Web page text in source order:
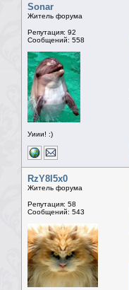
Sonar
Житель форума
Репутация: 92
Сообщений: 558
Уиии! :)
RzY8l5x0
Житель форума
Репутация: 58
Сообщений: 543